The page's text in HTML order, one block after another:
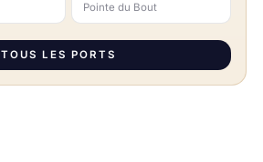
Pointe du Bout
TOUS LES PORTS